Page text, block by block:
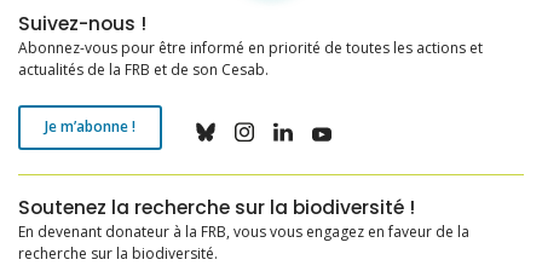
Suivez-nous !
Abonnez-vous pour être informé en priorité de toutes les actions et
actualités de la FRB et de son Cesab.
Je m’abonne !
Soutenez la recherche sur la biodiversité !
En devenant donateur à la FRB, vous vous engagez en faveur de la
recherche sur la biodiversité.